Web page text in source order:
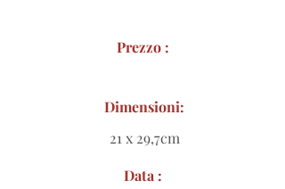
Prezzo :
Dimensioni:
21 x 29,7cm
Data :